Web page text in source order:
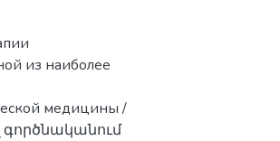
из наиболее
медицины /